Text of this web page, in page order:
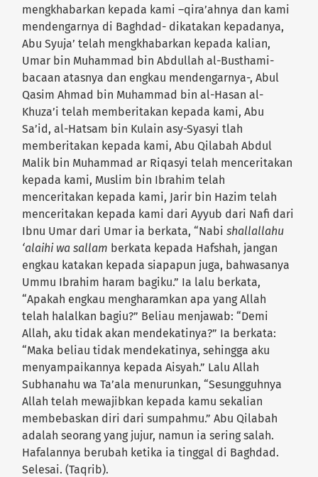
mengkhabarkan kepada kami –qira’ahnya dan kami
mendengarnya di Baghdad- dikatakan kepadanya,
Abu Syuja’ telah mengkhabarkan kepada kalian,
Umar bin Muhammad bin Abdullah al-Busthami-
bacaan atasnya dan engkau mendengarnya-, Abul
Qasim Ahmad bin Muhammad bin al-Hasan al-
Khuza’i telah memberitakan kepada kami, Abu
Sa’id, al-Hatsam bin Kulain asy-Syasyi tlah
memberitakan kepada kami, Abu Qilabah Abdul
Malik bin Muhammad ar Riqasyi telah menceritakan
kepada kami, Muslim bin Ibrahim telah
menceritakan kepada kami, Jarir bin Hazim telah
menceritakan kepada kami dari Ayyub dari Nafi dari
Ibnu Umar dari Umar ia berkata, “Nabishallallahu
‘alaihi wa sallam berkata kepada Hafshah, jangan
engkau katakan kepada siapapun juga, bahwasanya
Ummu Ibrahim haram bagiku.” Ia lalu berkata,
“Apakah engkau mengharamkan apa yang Allah
telah halalkan bagiu?” Beliau menjawab: “Demi
Allah, aku tidak akan mendekatinya?” Ia berkata:
“Maka beliau tidak mendekatinya, sehingga aku
menyampaikannya kepada Aisyah.” Lalu Allah
Subhanahu wa Ta’ala menurunkan, “Sesungguhnya
Allah telah mewajibkan kepada kamu sekalian
membebaskan diri dari sumpahmu.” Abu Qilabah
adalah seorang yang jujur, namun ia sering salah.
Hafalannya berubah ketika ia tinggal di Baghdad.
Selesai. (Taqrib).